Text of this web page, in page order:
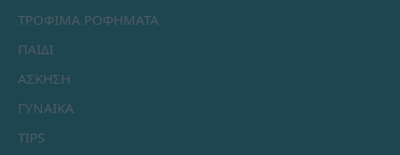
ΤΡΟΦΙΜΑ ΡΟΦΗΜΑΤΑ
ΠΑΙΔΙ
ΑΣΚΗΣΗ
ΓΥΝΑΙΚΑ
TIPS